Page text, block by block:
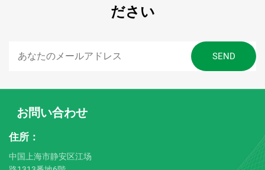
ださい
お問い合わせ
住所：
中国上海市静安区江场